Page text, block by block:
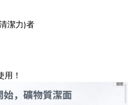
潔力)者
！